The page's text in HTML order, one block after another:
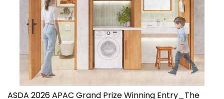
ASDA 2026 APAC Grand Prize Winning Entry_The